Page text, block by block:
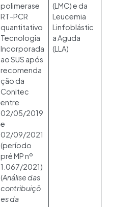
polimerase
RT-PCR
quantitativo
Tecnologia
Incorporada
ao SUS após
recomenda
ção da
Conitec
entre
02/05/2019
e
02/09/2021
(período
pré MP nº
1.067/2021)
(Análise das
contribuiçõ
es da
(LMC) e da
Leucemia
Linfoblástic
a Aguda
(LLA)